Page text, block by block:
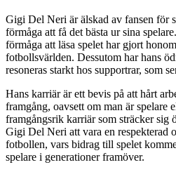
Gigi Del Neri är älskad av fansen för
förmåga att få det bästa ur sina
förmåga att läsa spelet har gjort
fotbollsvärlden. Dessutom har hans
resoneras starkt hos supportrar, som
Hans karriär är ett bevis på att hårt
framgång, oavsett om man är spelare
framgångsrik karriär som sträcker sig
Gigi Del Neri att vara en respekterad
fotbollen, vars bidrag till spelet
spelare i generationer framöver.